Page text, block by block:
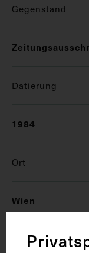
Gegenstand
Datierung
1984
Ort
Wien
Material